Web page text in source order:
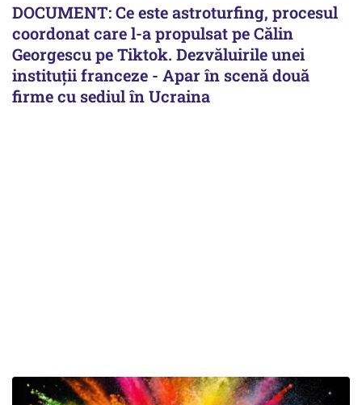
DOCUMENT: Ce este astroturfing, procesul
coordonat care l-a propulsat pe Călin
Georgescu pe Tiktok. Dezvăluirile unei
instituții franceze - Apar în scenă două
firme cu sediul în Ucraina